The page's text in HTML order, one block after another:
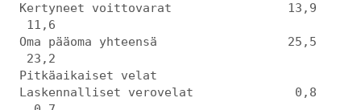
Kertyneet voittovarat 13,9
11,6
Oma pääoma yhteensä 25,5
23,2
Pitkäaikaiset velat
Laskennalliset verovelat 0,8